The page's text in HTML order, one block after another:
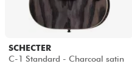
SCHECTER
C-1 Standard - Charcoal satin